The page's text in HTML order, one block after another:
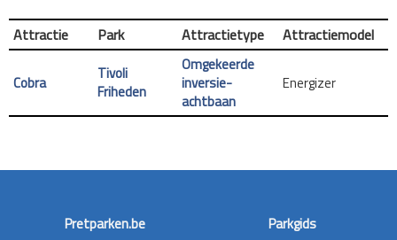
Attractie Park Attractietype Attractiemodel
Cobra
Tivoli
Friheden
Omgekeerde
inversie-
achtbaan
Energizer
Pretparken.be
Parkgids